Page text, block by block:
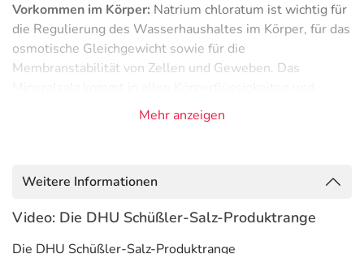
Vorkommen im Körper: Natrium chloratum ist wichtig für
die Regulierung des Wasserhaushaltes im Körper, für das
osmotische Gleichgewicht sowie für die
Membranstabilität von Zellen und Geweben. Das
Geweben vor. Es ist vor allem außerhalb der Zellen
DHU Schüßler-Salz Nr. 8® Natrium chloratum D6 Anwendungsgebiete:
therapeutischen Indikation. Zu Risiken und Nebenwirkungen lesen Sie die
Mehr anzeigen
Weitere Informationen
Video: Die DHU Schüßler-Salz-Produktrange
Die DHU Schüßler-Salz-Produktrange